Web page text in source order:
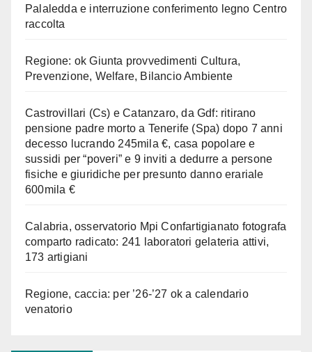
Palaledda e interruzione conferimento legno Centro
raccolta
Regione: ok Giunta provvedimenti Cultura,
Prevenzione, Welfare, Bilancio Ambiente
Castrovillari (Cs) e Catanzaro, da Gdf: ritirano
pensione padre morto a Tenerife (Spa) dopo 7 anni
decesso lucrando 245mila €, casa popolare e
sussidi per “poveri” e 9 inviti a dedurre a persone
fisiche e giuridiche per presunto danno erariale
600mila €
Calabria, osservatorio Mpi Confartigianato fotografa
comparto radicato: 241 laboratori gelateria attivi,
173 artigiani
Regione, caccia: per ’26-’27 ok a calendario
venatorio